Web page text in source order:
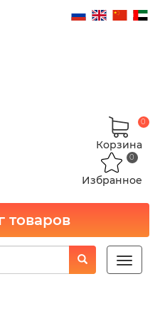
Корзина
0
Избранное
0
товаров
Toggle